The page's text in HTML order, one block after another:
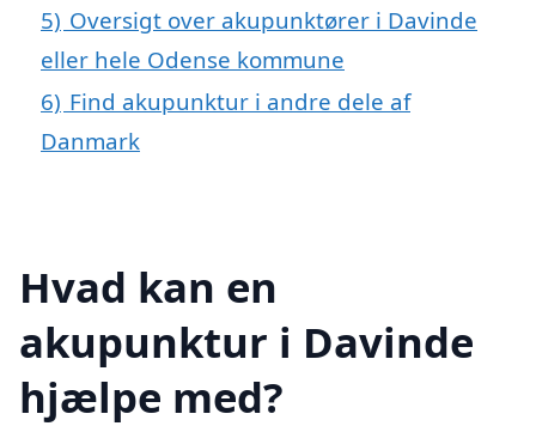
5) Oversigt over akupunktører i Davinde
eller hele Odense kommune
6) Find akupunktur i andre dele af
Danmark
Hvad kan en
akupunktur i Davinde
hjælpe med?